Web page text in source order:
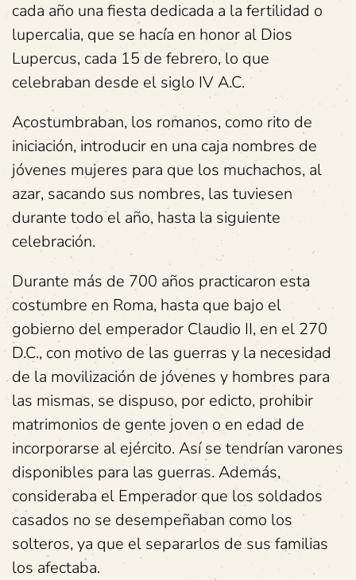
cada año una fiesta dedicada a la fertilidad o
lupercalia, que se hacía en honor al Dios
Lupercus, cada 15 de febrero, lo que
celebraban desde el siglo IV A.C.
Acostumbraban, los romanos, como rito de
iniciación, introducir en una caja nombres de
jóvenes mujeres para que los muchachos, al
azar, sacando sus nombres, las tuviesen
durante todo el año, hasta la siguiente
celebración.
Durante más de 700 años practicaron esta
costumbre en Roma, hasta que bajo el
gobierno del emperador Claudio II, en el 270
D.C., con motivo de las guerras y la necesidad
de la movilización de jóvenes y hombres para
las mismas, se dispuso, por edicto, prohibir
matrimonios de gente joven o en edad de
incorporarse al ejército. Así se tendrían varones
disponibles para las guerras. Además,
consideraba el Emperador que los soldados
casados no se desempeñaban como los
solteros, ya que el separarlos de sus familias
los afectaba.